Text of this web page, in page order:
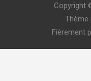
Copyright
Thème
Fièrement